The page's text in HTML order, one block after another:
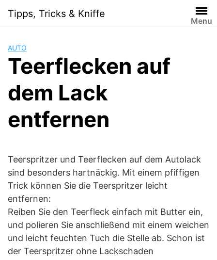
content
Tipps, Tricks & Kniffe
Menu
AUTO
Teerflecken auf
dem Lack
entfernen
Teerspritzer und Teerflecken auf dem Autolack
sind besonders hartnäckig. Mit einem pfiffigen
Trick können Sie die Teerspritzer leicht
entfernen:
Reiben Sie den Teerfleck einfach mit Butter ein,
und polieren Sie anschließend mit einem weichen
und leicht feuchten Tuch die Stelle ab. Schon ist
der Teerspritzer ohne Lackschaden